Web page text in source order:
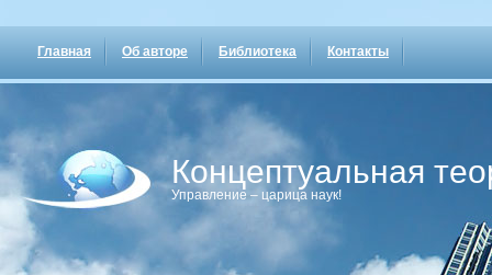
Главная Об авторе Библиотека Контакты
Концептуальная
Управление – царица наук!